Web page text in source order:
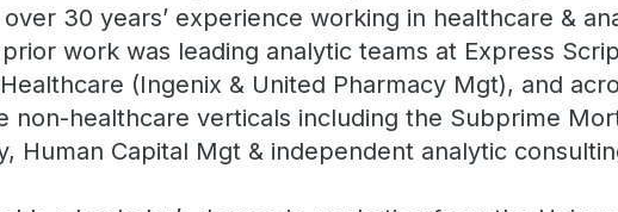
over 30 years’ experience working in healthcare &
prior work was leading analytic teams at Express
(Ingenix & United Pharmacy Mgt), and
non-healthcare verticals including the Subprime
Human Capital Mgt & independent analytic